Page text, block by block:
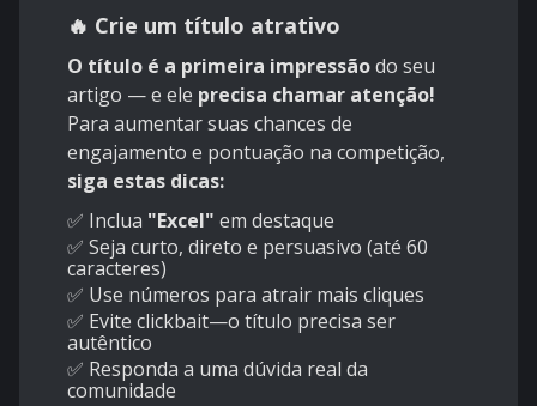
🔥 Crie um título atrativo
O título é a primeira impressãodo seu
artigo — e ele precisa chamar atenção!
Para aumentar suas chances de
engajamento e pontuação na competição,
siga estas dicas:
✅ Inclua "Excel" em destaque
✅ Seja curto, direto e persuasivo (até 60
caracteres)
✅ Use números para atrair mais cliques
✅ Evite clickbait—o título precisa ser
autêntico
✅ Responda a uma dúvida real da
comunidade